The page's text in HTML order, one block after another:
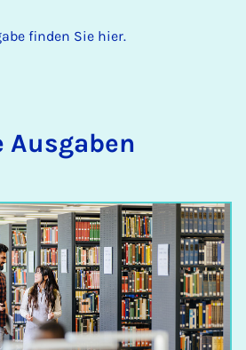
finden Sie hier.
Aus­gaben